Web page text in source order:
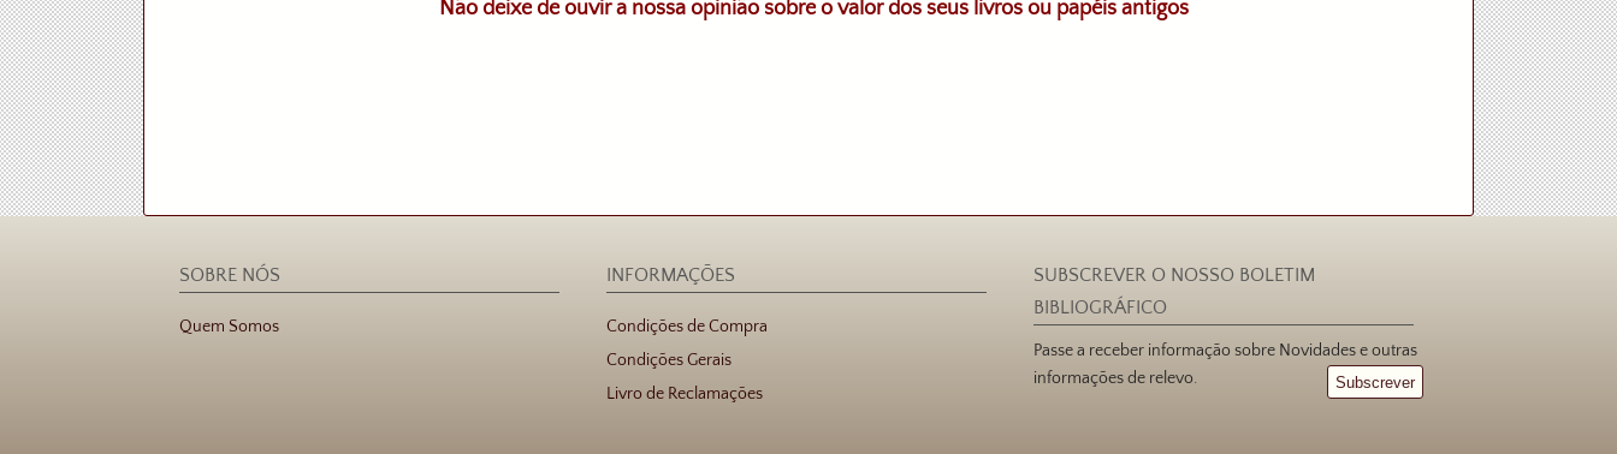
Não deixe de ouvir a nossa opinião sobre o valor dos seus livros ou papéis antigos
SOBRE NÓS
Quem Somos
INFORMAÇÕES
Condições de Compra
Condições Gerais
Livro de Reclamações
SUBSCREVER O NOSSO BOLETIM
BIBLIOGRÁFICO
Passe a receber informação sobre Novidades e outras
informações de relevo.
Subscrever